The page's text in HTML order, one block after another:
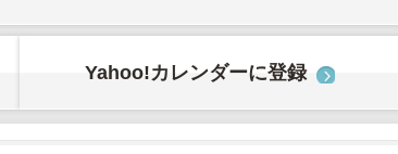
Yahoo!カレンダーに登録